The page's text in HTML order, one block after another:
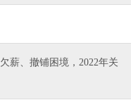
薪、撤铺困境，2022年关